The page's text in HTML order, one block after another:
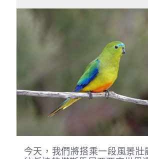
今天，我們將搭乘一段風景壯